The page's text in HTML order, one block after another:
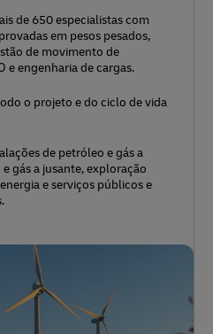
de 650 especialistas com
em pesos pesados,
de movimento de
e engenharia de cargas.
o projeto e do ciclo de vida
de petróleo e gás a
gás a jusante, exploração
e serviços públicos e